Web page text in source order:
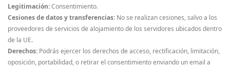
Legitimación:Consentimiento.
Cesiones de datos y transferencias: No se realizan cesiones, salvo a los
proveedores de servicios de alojamiento de los servidores ubicados dentro
de la UE.
Derechos: Podrás ejercer los derechos de acceso, rectificación, limitación,
oposición, portabilidad, o retirar el consentimiento enviando un email a